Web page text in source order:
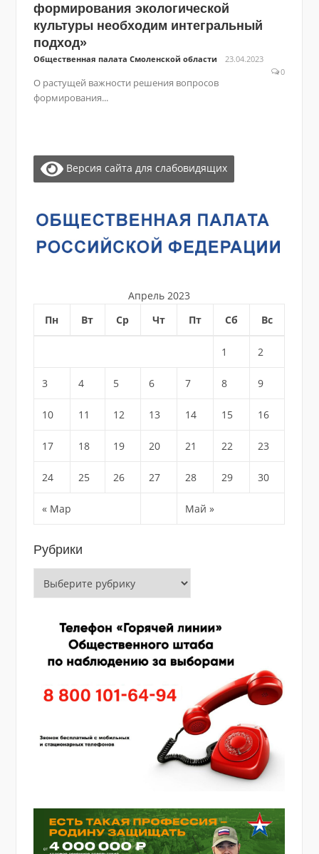
формирования экологической
культуры необходим интегральный
подход»
Общественная палата Смоленской области
23.04.2023
0
О растущей важности решения вопросов
формирования...
Версия сайта для слабовидящих
Апрель 2023
Пн
Вт Ср Чт Пт Сб Вс
« Мар Май »
1 2
3 4 5 6 7 8 9
10 11 12 13 14 15 16
17 18 19 20 21 22 23
24 25 26 27 28 29 30
Рубрики